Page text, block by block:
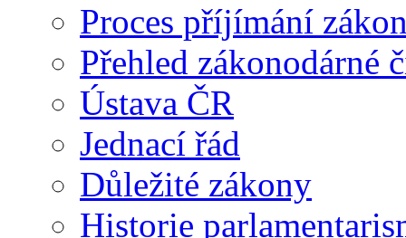
Proces příjímání
Přehled zákonodárné
Ústava ČR
Jednací řád
Důležité zákony
Historie